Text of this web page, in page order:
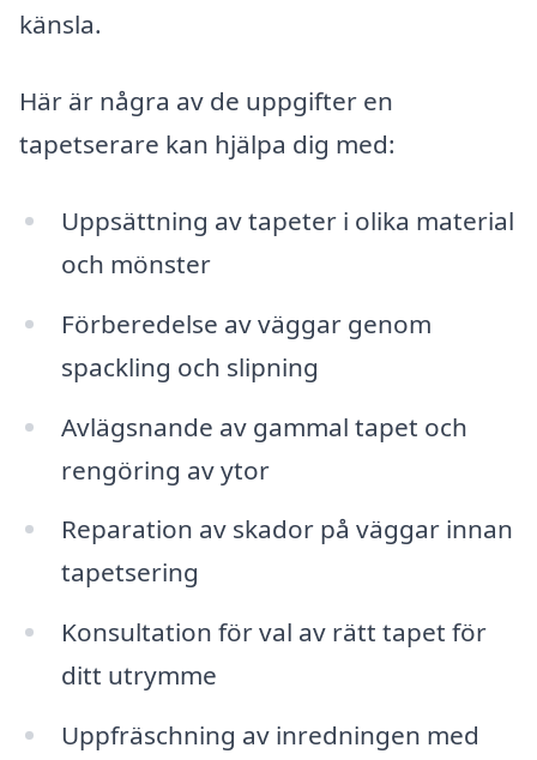
känsla.
Här är några av de uppgifter en
tapetserare kan hjälpa dig med:
Uppsättning av tapeter i olika material
och mönster
Förberedelse av väggar genom
spackling och slipning
Avlägsnande av gammal tapet och
rengöring av ytor
Reparation av skador på väggar innan
tapetsering
Konsultation för val av rätt tapet för
ditt utrymme
Uppfräschning av inredningen med